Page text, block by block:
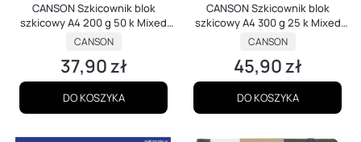
CANSON Szkicownik blok
szkicowy A4 200 g 50 k Mixed
Media Imagine
PRODUCENT
CANSON
Cena
37,90 zł
DO KOSZYKA
CANSON Szkicownik blok
szkicowy A4 300 g 25 k Mixed
Media Artist
PRODUCENT
CANSON
Cena
45,90 zł
DO KOSZYKA